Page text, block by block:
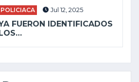
POLICIACA Jul 12, 2025
FUERON IDENTIFICADOS
LOS…